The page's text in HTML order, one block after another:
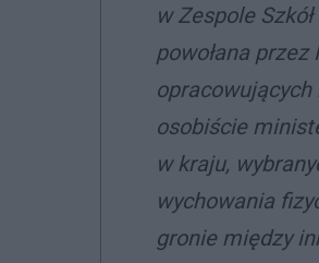
w Zespole
powołana
osobiście
w kraju,
wychowania
gronie między